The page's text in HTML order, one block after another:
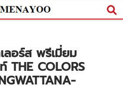
ลอร์ส พรีเมี่ยม
THE COLORS